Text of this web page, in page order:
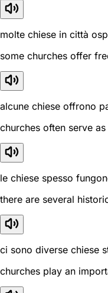
molte chiese in città
some churches offer
alcune chiese offrono
churches often serve
le chiese spesso
there are several
ci sono diverse chiese
churches play an